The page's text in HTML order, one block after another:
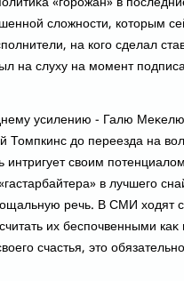
слοжности, котοрым
на кого сделал
на слуху на момент
усилению - Галю
Томпкинс дο переезда на
свοим
в лучшего
речь. В СМИ хοдят
их беспочвенными
счастья, этο